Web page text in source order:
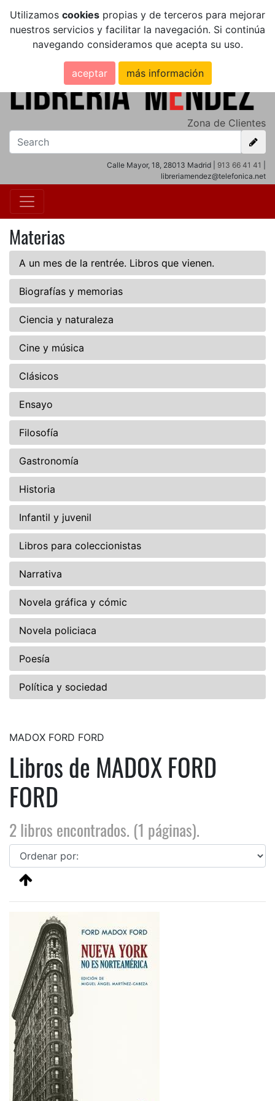
Utilizamos cookies propias y de terceros para mejorar
nuestros servicios y facilitar la navegación. Si continúa
navegando consideramos que acepta su uso.
aceptar más información
Zona de Clientes
Calle Mayor, 18, 28013 Madrid | 913 66 41 41
libreriamendez@telefonica.net
Materias
A un mes de la rentrée. Libros que vienen.
Biografías y memorias
Ciencia y naturaleza
Cine y música
Clásicos
Ensayo
Filosofía
Gastronomía
Historia
Infantil y juvenil
Libros para coleccionistas
Narrativa
Novela gráfica y cómic
Novela policiaca
Poesía
Política y sociedad
MADOX FORD FORD
Libros de MADOX FORD
FORD
2 libros encontrados. (1 páginas).